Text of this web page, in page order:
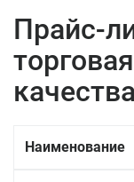
Прайс-
качества
Наименование